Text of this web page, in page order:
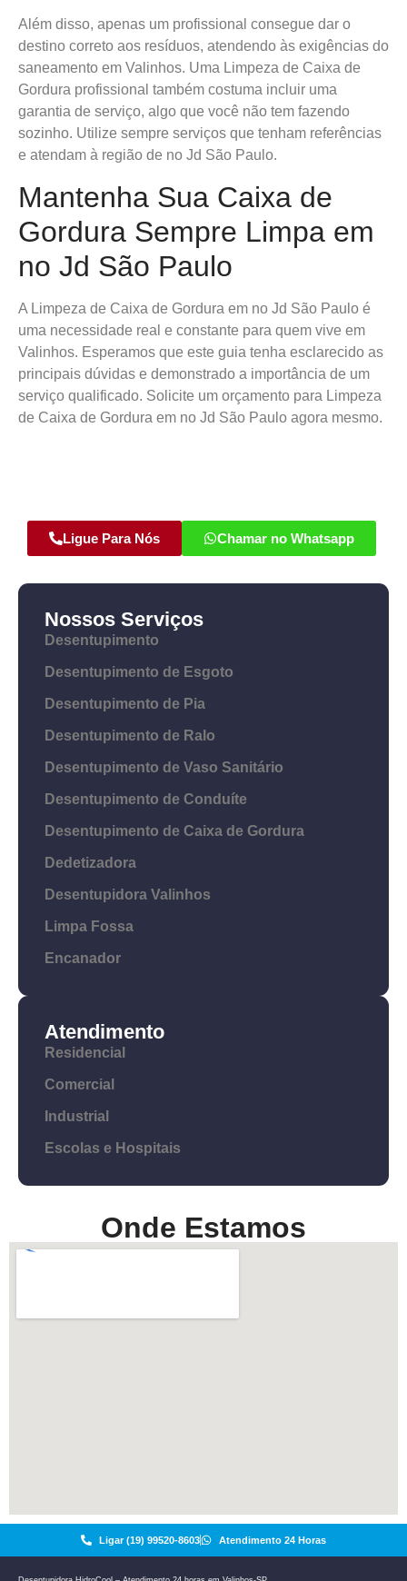
Além disso, apenas um profissional consegue dar o
destino correto aos resíduos, atendendo às exigências do
saneamento em Valinhos. Uma Limpeza de Caixa de
Gordura profissional também costuma incluir uma
garantia de serviço, algo que você não tem fazendo
sozinho. Utilize sempre serviços que tenham referências
e atendam à região de no Jd São Paulo.
Mantenha Sua Caixa de
Gordura Sempre Limpa em
no Jd São Paulo
A Limpeza de Caixa de Gordura em no Jd São Paulo é
uma necessidade real e constante para quem vive em
Valinhos. Esperamos que este guia tenha esclarecido as
principais dúvidas e demonstrado a importância de um
serviço qualificado. Solicite um orçamento para Limpeza
de Caixa de Gordura em no Jd São Paulo agora mesmo.
Ligue Para Nós Chamar no Whatsapp
Nossos Serviços
Desentupimento
Desentupimento de Esgoto
Desentupimento de Pia
Desentupimento de Ralo
Desentupimento de Vaso Sanitário
Desentupimento de Conduíte
Desentupimento de Caixa de Gordura
Dedetizadora
Desentupidora Valinhos
Limpa Fossa
Encanador
Atendimento
Residencial
Comercial
Industrial
Escolas e Hospitais
Onde Estamos
Ligar (19) 99520-8603 Atendimento 24 Horas